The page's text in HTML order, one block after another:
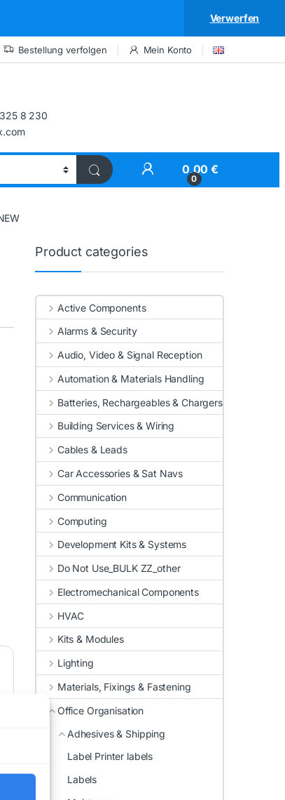
Verwerfen
Bestellung verfolgen Mein Konto
8 230
My Account
0
0,00€
Product categories
Active Components
Alarms & Security
Audio, Video & Signal Reception
Automation & Materials Handling
Batteries, Rechargeables & Chargers
Building Services & Wiring
Cables & Leads
Car Accessories & Sat Navs
Communication
Computing
Development Kits & Systems
Do Not Use_BULK ZZ_other
Electromechanical Components
HVAC
Kits & Modules
Lighting
Materials, Fixings & Fastening
Office Organisation
Adhesives & Shipping
Label Printer labels
Labels